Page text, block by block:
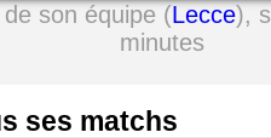
son équipe (Lecce),
minutes
ses matchs